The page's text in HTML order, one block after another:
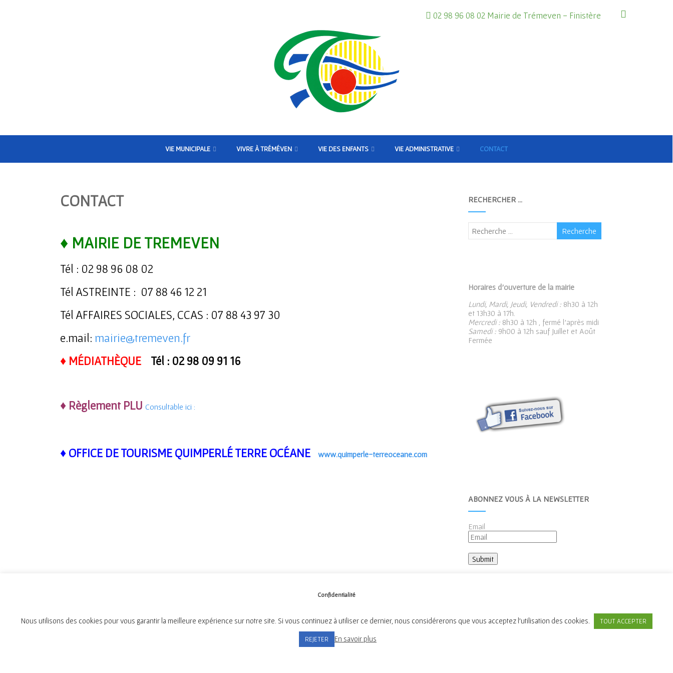
02 98 96 08 02 Mairie de Trémeven - Finistère
VIE MUNICIPALE VIVRE À TRÉMÉVEN VIE DES ENFANTS VIE ADMINISTRATIVE CONTACT
CONTACT
♦ MAIRIE DE TREMEVEN
Tél : 02 98 96 08 02
Tél ASTREINTE : 07 88 46 12 21
Tél AFFAIRES SOCIALES, CCAS : 07 88 43 97 30
e.mail: mairie@tremeven.fr
♦ MÉDIATHÈQUE Tél : 02 98 09 91 16
♦ Règlement PLUConsultable ici :
♦ OFFICE DE TOURISME QUIMPERLÉ TERRE OCÉANEwww.quimperle-terreoceane.com
RECHERCHER …
Horaires d’ouverture de la mairie
Lundi, Mardi, Jeudi, Vendredi :8h30 à 12h
et 13h30 à 17h.
Mercredi :8h30 à 12h , fermé l’après midi
Samedi :9h00 à 12h sauf Juillet et Août
Fermée
ABONNEZ VOUS À LA NEWSLETTER
Email
Place de l'Église, 29300 Tréméven
Confidentialité
Nous utilisons des cookies pour vous garantir la meilleure expérience sur notre site. Si vous continuez à utiliser ce dernier, nous considérerons que vous acceptez l'utilisation des cookies. TOUT ACCEPTER
REJETER En savoir plus